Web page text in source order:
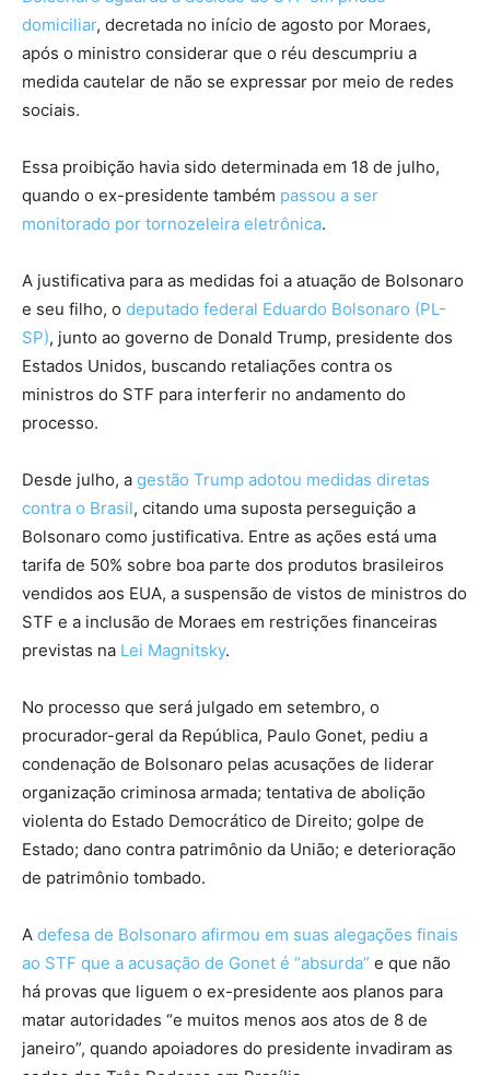
domiciliar, decretada no início de agosto por Moraes,
após o ministro considerar que o réu descumpriu a
medida cautelar de não se expressar por meio de redes
sociais.
Essa proibição havia sido determinada em 18 de julho,
quando o ex-presidente também passou a ser
monitorado por tornozeleira eletrônica.
A justificativa para as medidas foi a atuação de Bolsonaro
e seu filho, o deputado federal Eduardo Bolsonaro (PL-
SP), junto ao governo de Donald Trump, presidente dos
Estados Unidos, buscando retaliações contra os
ministros do STF para interferir no andamento do
processo.
Desde julho, a gestão Trump adotou medidas diretas
contra o Brasil, citando uma suposta perseguição a
Bolsonaro como justificativa. Entre as ações está uma
tarifa de 50% sobre boa parte dos produtos brasileiros
vendidos aos EUA, a suspensão de vistos de ministros do
STF e a inclusão de Moraes em restrições financeiras
previstas na Lei Magnitsky.
No processo que será julgado em setembro, o
procurador-geral da República, Paulo Gonet, pediu a
condenação de Bolsonaro pelas acusações de liderar
organização criminosa armada; tentativa de abolição
violenta do Estado Democrático de Direito; golpe de
Estado; dano contra patrimônio da União; e deterioração
de patrimônio tombado.
A defesa de Bolsonaro afirmou em suas alegações finais
ao STF que a acusação de Gonet é “absurda” e que não
há provas que liguem o ex-presidente aos planos para
matar autoridades “e muitos menos aos atos de 8 de
janeiro”, quando apoiadores do presidente invadiram as